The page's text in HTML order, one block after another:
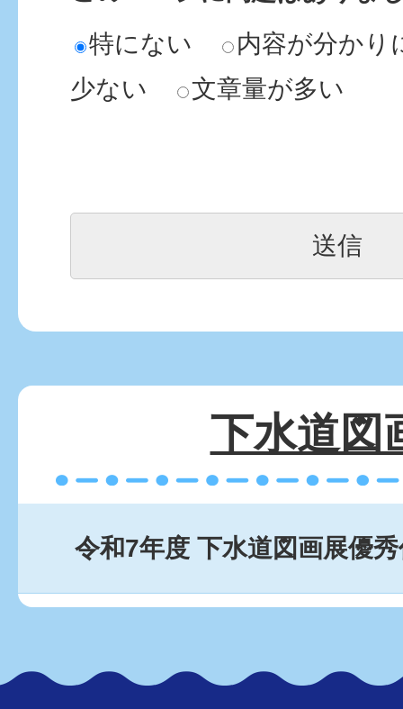
特にない
内容が分かり
少ない
文章量が多い
下水道図
令和7年度 下水道図画展優